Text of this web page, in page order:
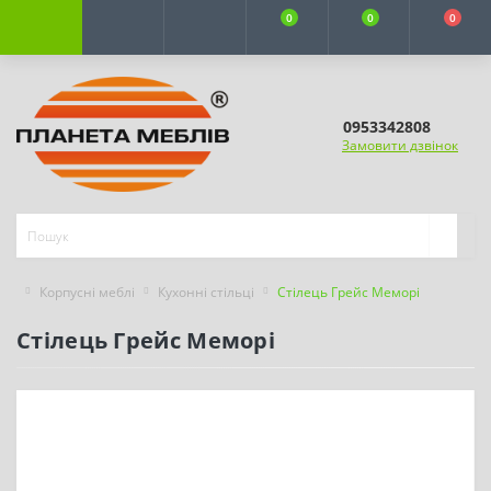
0 0 0
0953342808
Замовити дзвінок
Корпусні меблі Кухонні стільці Стілець Грейс Меморі
Стілець Грейс Меморі